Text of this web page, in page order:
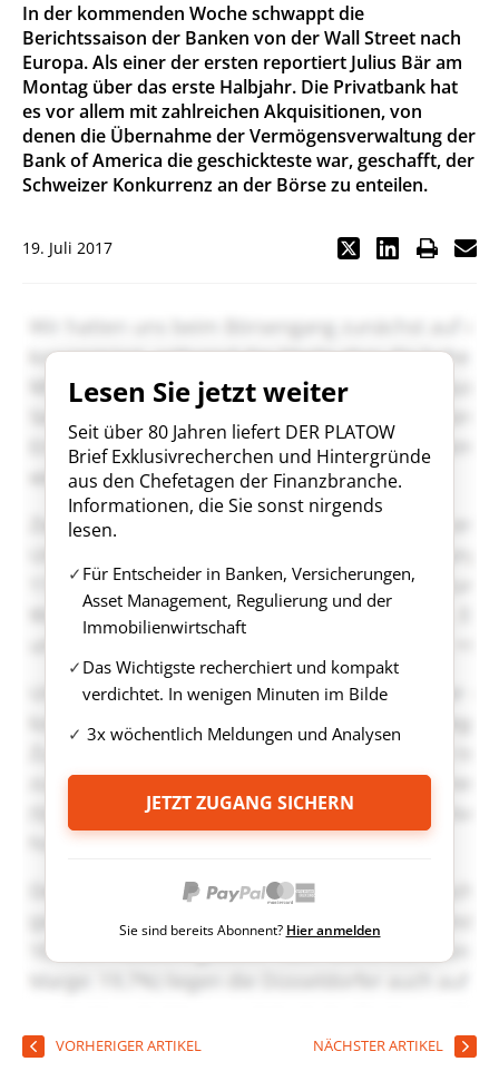
In der kommenden Woche schwappt die
Berichtssaison der Banken von der Wall Street nach
Europa. Als einer der ersten reportiert Julius Bär am
Montag über das erste Halbjahr. Die Privatbank hat
es vor allem mit zahlreichen Akquisitionen, von
denen die Übernahme der Vermögensverwaltung der
Bank of America die geschickteste war, geschafft, der
Schweizer Konkurrenz an der Börse zu enteilen.
19. Juli 2017
Lesen Sie jetzt weiter
Seit über 80 Jahren liefert DER PLATOW
Brief Exklusivrecherchen und Hintergründe
aus den Chefetagen der Finanzbranche.
Informationen, die Sie sonst nirgends
lesen.
Für Entscheider in Banken, Versicherungen,
Asset Management, Regulierung und der
Immobilienwirtschaft
Das Wichtigste recherchiert und kompakt
verdichtet. In wenigen Minuten im Bilde
3x wöchentlich Meldungen und Analysen
JETZT ZUGANG SICHERN
Sie sind bereits Abonnent? Hier anmelden
VORHERIGER ARTIKEL NÄCHSTER ARTIKEL